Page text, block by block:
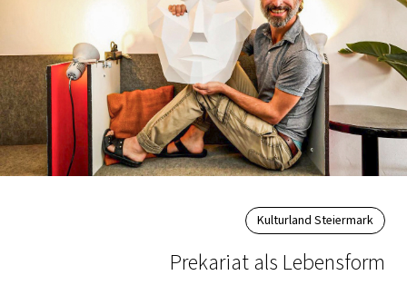
Kulturland Steiermark
Prekariat als Lebensform